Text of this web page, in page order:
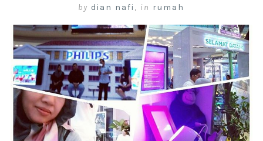
by dian nafi , in rumah